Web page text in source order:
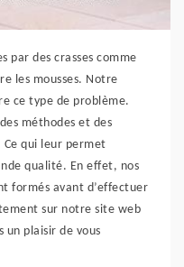
par des crasses comme
les mousses. Notre
ce type de problème.
méthodes et des
Ce qui leur permet
qualité. En effet, nos
formés avant d’effectuer
sur notre site web
un plaisir de vous